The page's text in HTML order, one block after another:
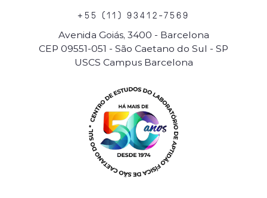
+55 (11 ) 9341 2-7569
Avenida Goiás, 3400 - Barcelona
CEP 09551-051 - São Caetano do Sul - SP
USCS Campus Barcelona